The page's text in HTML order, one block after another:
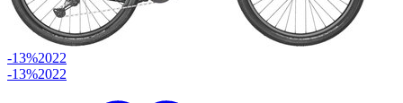
-13%2022
-13%2022